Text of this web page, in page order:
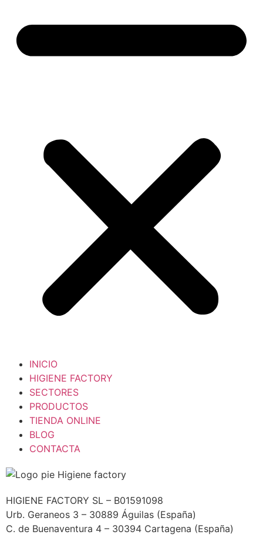
INICIO
HIGIENE FACTORY
SECTORES
PRODUCTOS
TIENDA ONLINE
BLOG
CONTACTA
HIGIENE FACTORY SL – B01591098
Urb. Geraneos 3 – 30889 Águilas (España)
C. de Buenaventura 4 – 30394 Cartagena (España)